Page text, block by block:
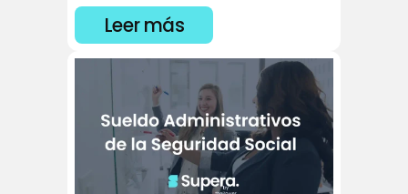
Leer más